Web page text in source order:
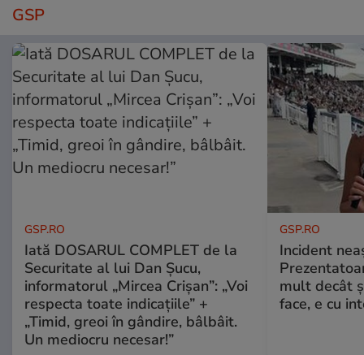
GSP
GSP.RO
Iată DOSARUL COMPLET de la
Securitate al lui Dan Șucu,
informatorul „Mircea Crișan”: „Voi
respecta toate indicațiile” +
„Timid, greoi în gândire, bâlbâit.
Un mediocru necesar!”
GSP.RO
Incident
mult decât
face, e cu